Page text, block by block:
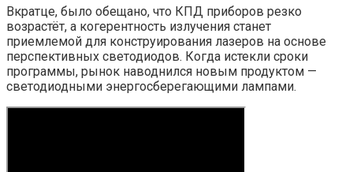
Вкратце, было обещано, что КПД приборов резко
возрастёт, а когерентность излучения станет
приемлемой для конструирования лазеров на основе
перспективных светодиодов. Когда истекли сроки
программы, рынок наводнился новым продуктом —
светодиодными энергосберегающими лампами.